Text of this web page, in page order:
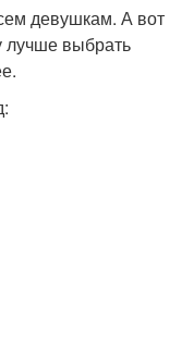
девушкам. А вот
лучше выбрать